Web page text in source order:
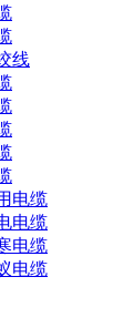
线
电缆
电缆
电缆
电缆